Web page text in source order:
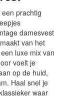
prachtig
damesvest
van het
luxe mix van
voelt je
op de huid,
Haal snel je
waar